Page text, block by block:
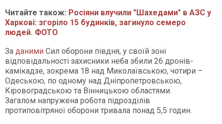
Читайте також: Росіяни влучили "Шахедами" в АЗС у
Харкові: згоріло 15 будинків, загинуло семеро
людей. ФОТО
За даними Сил оборони півдня, у своїй зоні
відповідальності захисники неба збили 26 дронів-
камікадзе, зокрема 18 над Миколаївською, чотири –
Одеською, по одному над Дніпропетровською,
Кіровоградською та Вінницькою областями.
Загалом напружена робота підрозділів
протиповітряної оборони тривала понад 5,5 годин.